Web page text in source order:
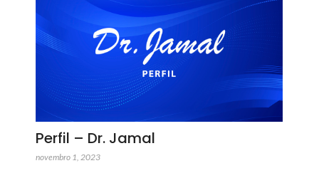
Perfil – Dr. Jamal
novembro 1, 2023